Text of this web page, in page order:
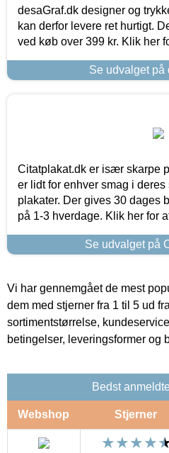
desaGraf.dk designer og
kan derfor levere ret hurtigt.
ved køb over 399 kr. Klik her
Se udvalget på
Citatplakat.dk er især skarpe
er lidt for enhver smag i
plakater. Der gives 30 dages
på 1-3 hverdage. Klik her for
Se udvalget på
Vi har gennemgået de mest
dem med stjerner fra 1 til 5 ud
sortimentstørrelse,
betingelser, leveringsformer og
Bedst
Webshop Stjerner